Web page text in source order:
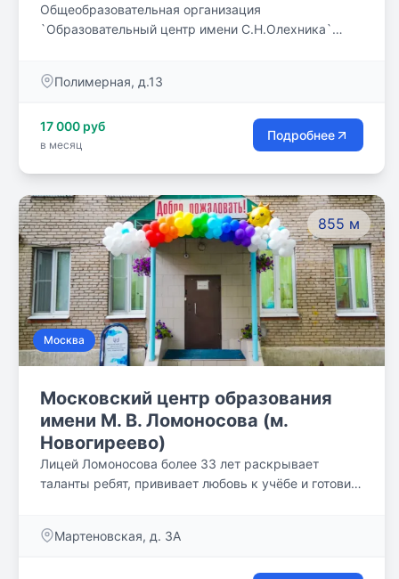
Общеобразовательная организация
`Образовательный центр имени С.Н.Олехника`
классы) общего образования в четырех
отделениях организована система дополнительного
предметного образования, нацеленная на
Полимерная, д.13
17 000 руб
в месяц
Подробнее
855 м
Москва
Московский центр образования
имени М. В. Ломоносова (м.
Новогиреево)
Лицей Ломоносова более 33 лет раскрывает
таланты ребят, прививает любовь к учёбе и готовит
Мартеновская, д. 3А